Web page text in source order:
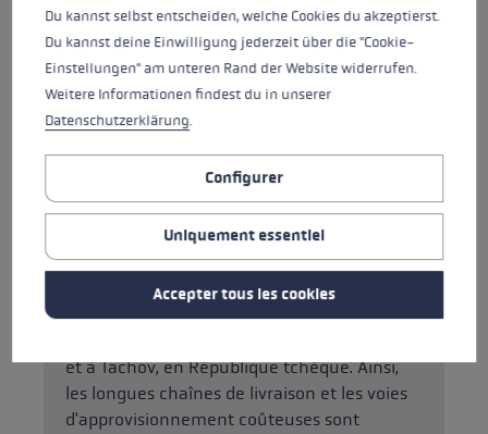
le confort. Nous consultons des experts et des
sportifs professionnels pendant le processus de
développement afin de garantir le niveau de
qualité unique de LEKI. Plus de 250 brevets
témoignent du niveau d'innovation et de qualité
de LEKI.
Qualité
Nos produits sont développés et fabriqués en
et à Tachov, en République tchèque. Ainsi,
les longues chaînes de livraison et les voies
d'approvisionnement coûteuses sont
Du kannst selbst entscheiden, welche Cookies du akzeptierst.
Du kannst deine Einwilligung jederzeit über die "Cookie-
Einstellungen" am unteren Rand der Website widerrufen.
Weitere Informationen findest du in unserer
Datenschutzerklärung.
Configurer
Uniquement essentiel
Accepter tous les cookies